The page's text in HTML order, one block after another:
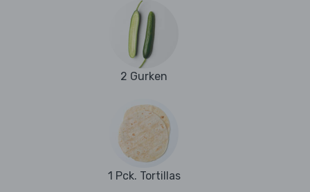
2 Gurken
1 Pck. Tortillas